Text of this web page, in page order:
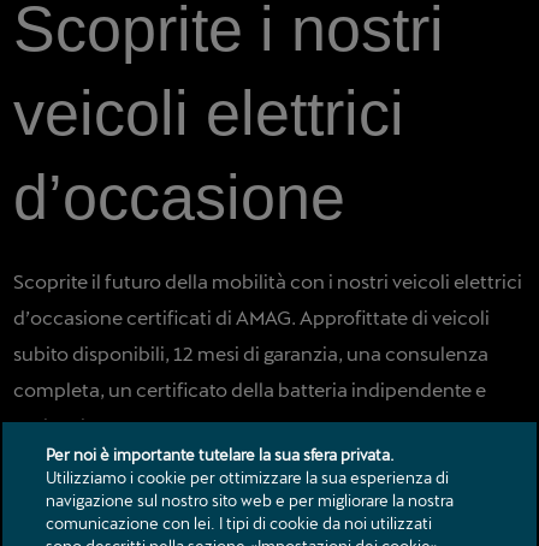
Scoprite i nostri
veicoli elettrici
d’occasione
Scoprite il futuro della mobilità con i nostri veicoli elettrici
d’occasione certificati di AMAG. Approfittate di veicoli
subito disponibili, 12 mesi di garanzia, una consulenza
completa, un certificato della batteria indipendente e
molto altro ancora.
Maggiori informazioni
Per noi è importante tutelare la sua sfera privata.
Utilizziamo i cookie per ottimizzare la sua esperienza di
navigazione sul nostro sito web e per migliorare la nostra
comunicazione con lei. I tipi di cookie da noi utilizzati